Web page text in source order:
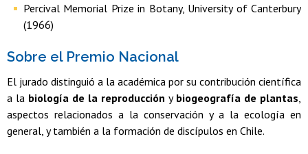
Percival Memorial Prize in Botany, University of Canterbury
(1966)
Sobre el Premio Nacional
El jurado distinguió a la académica por su contribución científica
a la biología de la reproducción y biogeografía de plantas
aspectos relacionados a la conservación y a la ecología en
general, y también a la formación de discípulos en Chile.